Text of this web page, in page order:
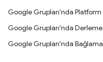
Google Grupları'nda Platform
Google Grupları'nda Derleme
Google Grupları'nda Bağlama